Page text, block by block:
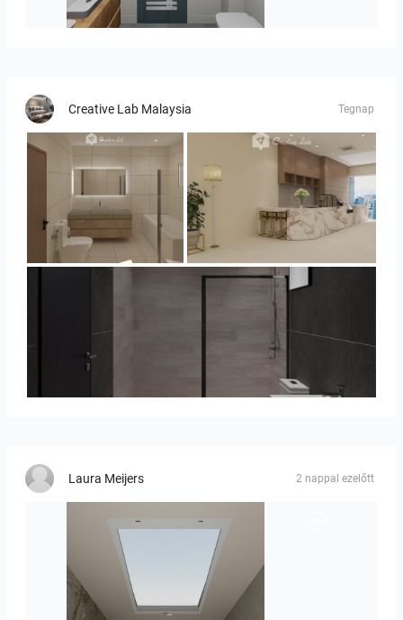
koupelna-01
Creative Lab Malaysia Tegnap
UMI_BATHROOM SARAH SAE_RETAIL
Laura Meijers 2 nappal ezelőtt